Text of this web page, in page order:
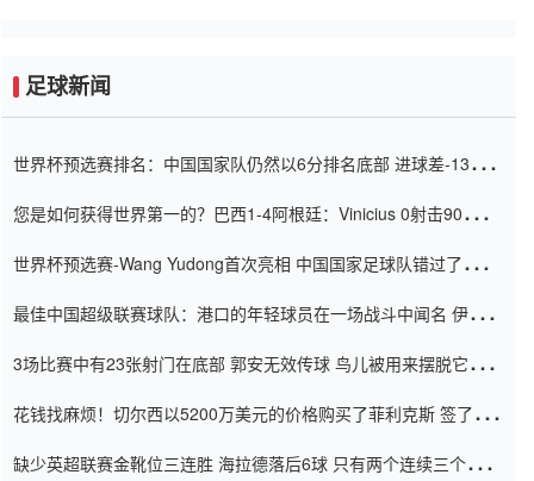
足球新闻
世界杯预选赛排名：中国国家队仍然以6分排名底部 进球差-13令人
您是如何获得世界第一的？巴西1-4阿根廷：Vinicius 0射击90分钟
世界杯预选赛-Wang Yudong首次亮相 中国国家足球队错过了世界
最佳中国超级联赛球队：港口的年轻球员在一场战斗中闻名 伊万放
3场比赛中有23张射门在底部 郭安无效传球 鸟儿被用来摆脱它
花钱找麻烦！切尔西以5200万美元的价格购买了菲利克斯 签了7年
缺少英超联赛金靴位三连胜 海拉德落后6球 只有两个连续三个连续